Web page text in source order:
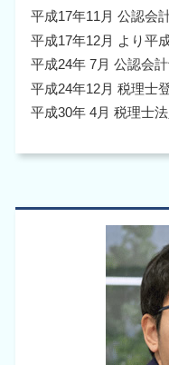
平成17年11月 公認会
平成17年12月 より平
平成24年 7月 公認会
平成24年12月 税理士
平成30年 4月 税理士